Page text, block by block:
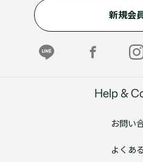
新規会
Help &
お問い
よくあ